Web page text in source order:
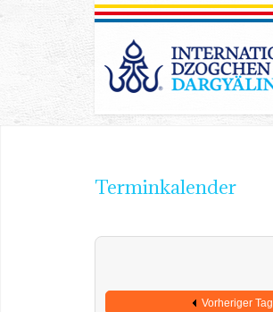
Terminkalender
Vorheriger Tag